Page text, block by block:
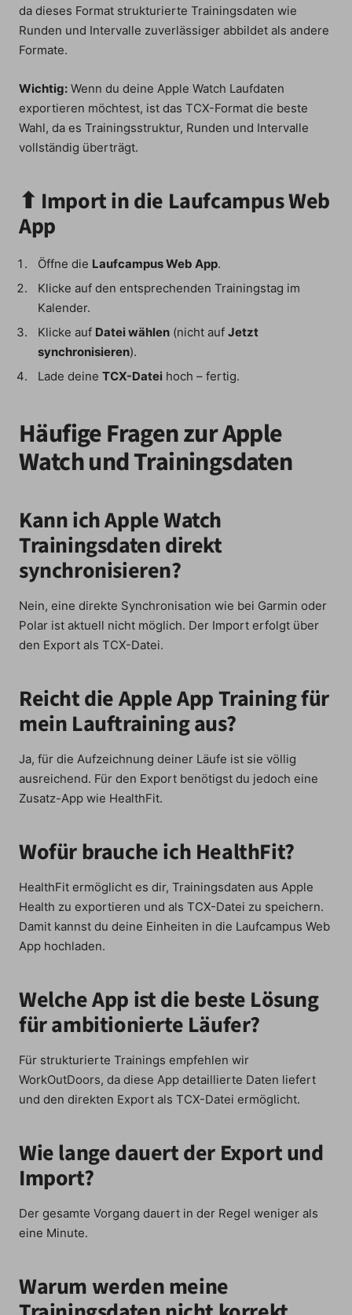
da dieses Format strukturierte Trainingsdaten wie
Runden und Intervalle zuverlässiger abbildet als andere
Formate.
Wichtig: Wenn du deine Apple Watch Laufdaten
exportieren möchtest, ist das TCX-Format die beste
Wahl, da es Trainingsstruktur, Runden und Intervalle
vollständig überträgt.
⬆ Import in die Laufcampus Web
App
Öffne die Laufcampus Web App.
Klicke auf den entsprechenden Trainingstag im
Kalender.
Klicke auf Datei wählen (nicht auf Jetzt
synchronisieren).
Lade deine TCX-Datei hoch – fertig.
Häufige Fragen zur Apple
Watch und Trainingsdaten
Kann ich Apple Watch
Trainingsdaten direkt
synchronisieren?
Nein, eine direkte Synchronisation wie bei Garmin oder
Polar ist aktuell nicht möglich. Der Import erfolgt über
den Export als TCX-Datei.
Reicht die Apple App Training für
mein Lauftraining aus?
Ja, für die Aufzeichnung deiner Läufe ist sie völlig
ausreichend. Für den Export benötigst du jedoch eine
Zusatz-App wie HealthFit.
Wofür brauche ich HealthFit?
HealthFit ermöglicht es dir, Trainingsdaten aus Apple
Health zu exportieren und als TCX-Datei zu speichern.
Damit kannst du deine Einheiten in die Laufcampus Web
App hochladen.
Welche App ist die beste Lösung
für ambitionierte Läufer?
Für strukturierte Trainings empfehlen wir
WorkOutDoors, da diese App detaillierte Daten liefert
und den direkten Export als TCX-Datei ermöglicht.
Wie lange dauert der Export und
Import?
Der gesamte Vorgang dauert in der Regel weniger als
eine Minute.
Warum werden meine